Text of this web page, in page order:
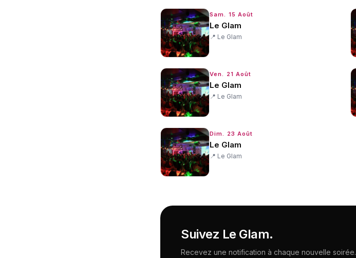
Sam. 15 Août
Le Glam
📍 Le Glam
Ven. 21 Août
Le Glam
📍 Le Glam
Dim. 23 Août
Le Glam
📍 Le Glam
Suivez Le Glam.
Recevez une notification à chaque nouvelle soirée.